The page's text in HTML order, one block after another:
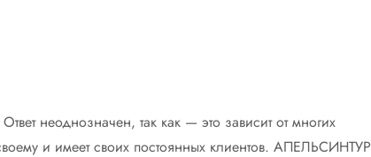
неоднозначен, так как — это зависит от многих
и имеет своих постоянных клиентов. АПЕЛЬСИНТУР